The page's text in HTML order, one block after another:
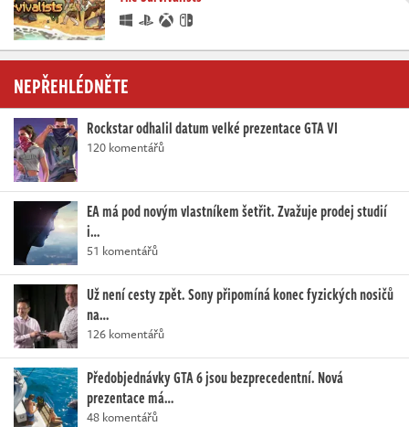
NEPŘEHLÉDNĚTE
Rockstar odhalil datum velké prezentace GTA VI
120 komentářů
EA má pod novým vlastníkem šetřit. Zvažuje prodej studií
i…
51 komentářů
Už není cesty zpět. Sony připomíná konec fyzických nosičů
na…
126 komentářů
Předobjednávky GTA 6 jsou bezprecedentní. Nová
prezentace má…
48 komentářů